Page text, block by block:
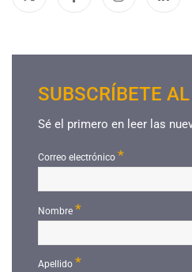
SUBSCRÍBETE
Sé el primero en leer las
Correo electrónico *
Nombre*
Apellido *